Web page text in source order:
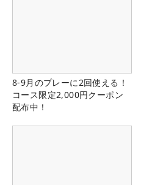
8-9月のプレーに2回使える！
コース限定2,000円クーポン
配布中！